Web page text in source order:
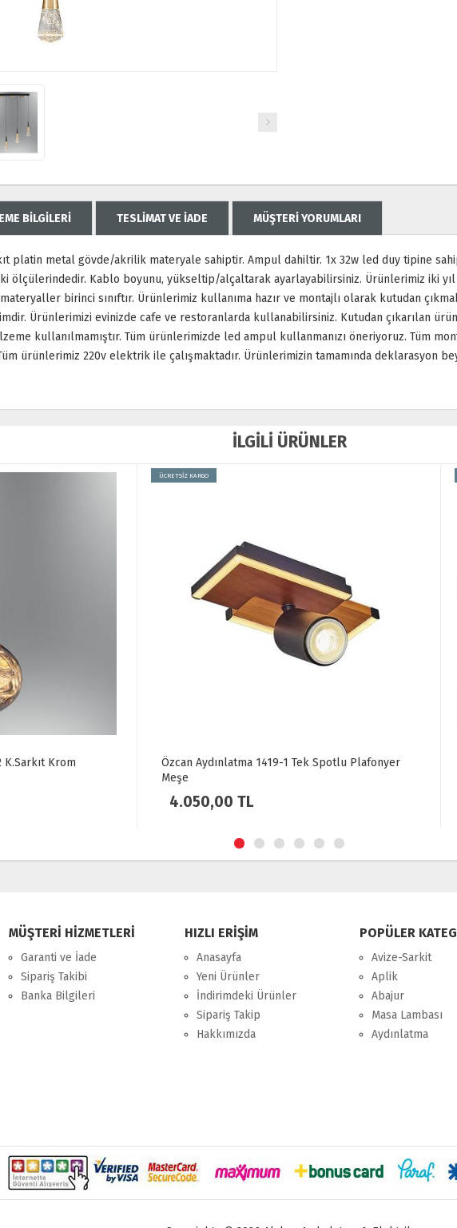
BİLGİLERİ TESLİMAT VE İADE MÜŞTERİ YORUMLARI
platin metal gövde/akrilik materyale sahiptir. Ampul dahiltir. 1x 32w led duy tipine
ölçülerindedir. Kablo boyunu, yükseltip/alçaltarak ayarlayabilirsiniz. Ürünlerimiz iki
birinci sınıftır. Ürünlerimiz kullanıma hazır ve montajlı olarak kutudan
Ürünlerimizi evinizde cafe ve restoranlarda kullanabilirsiniz. Kutudan çıkarılan
kullanılmamıştır. Tüm ürünlerimizde led ampul kullanmanızı öneriyoruz. Tüm
Tüm ürünlerimiz 220v elektrik ile çalışmaktadır. Ürünlerimizin tamamında deklarasyon
İLGİLİ ÜRÜNLER
1419-1 Tek Spotlu Plafonyer
Özcan Aydınlatma 3219-2-03 K.Sarkıt
MÜŞTERİ HİZMETLERİ
Garanti ve İade
Sipariş Takibi
Banka Bilgileri
HIZLI ERİŞİM
Anasayfa
Yeni Ürünler
İndirimdeki Ürünler
Sipariş Takip
Hakkımızda
POPÜLER
Avize-Sarkit
Aplik
Abajur
Masa Lambası
Aydınlatma